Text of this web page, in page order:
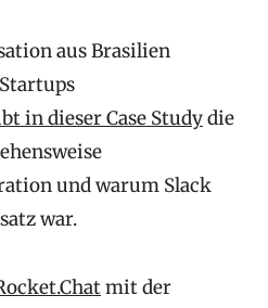
aus Brasilien
in dieser Case Studydie
und warum Slack
war.
mit der